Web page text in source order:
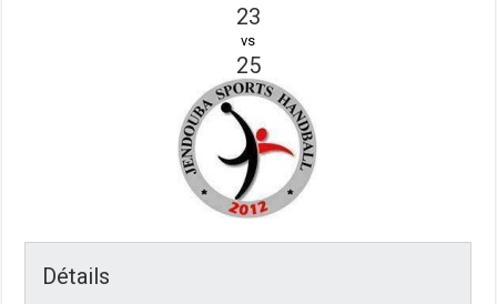
23
vs
25
Détails